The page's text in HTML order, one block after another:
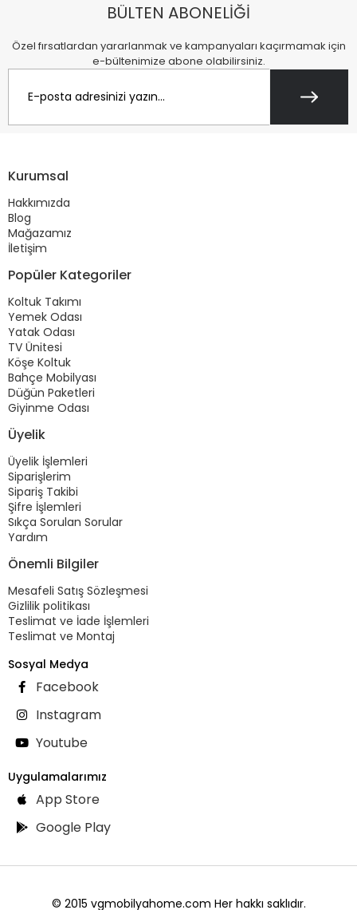
BÜLTEN ABONELİĞİ
Özel fırsatlardan yararlanmak ve kampanyaları kaçırmamak için
e-bültenimize abone olabilirsiniz.
Kurumsal
Hakkımızda
Blog
Mağazamız
İletişim
Popüler Kategoriler
Koltuk Takımı
Yemek Odası
Yatak Odası
TV Ünitesi
Köşe Koltuk
Bahçe Mobilyası
Düğün Paketleri
Giyinme Odası
Üyelik
Üyelik İşlemleri
Siparişlerim
Sipariş Takibi
Şifre İşlemleri
Sıkça Sorulan Sorular
Yardım
Önemli Bilgiler
Mesafeli Satış Sözleşmesi
Gizlilik politikası
Teslimat ve İade İşlemleri
Teslimat ve Montaj
Sosyal Medya
Facebook
Instagram
Youtube
Uygulamalarımız
App Store
Google Play
© 2015 vgmobilyahome.com Her hakkı saklıdır.